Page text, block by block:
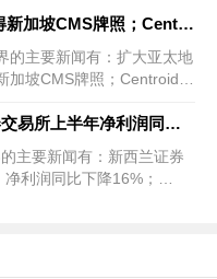
今日要闻：MonFX获得新加坡CMS牌照；Centroid Solutions携手Atlas Bank为客户提供一级银行流动性；FXTRADING.com与Arbidyne Capital Pty L
的主要新闻有：扩大亚太地
加坡CMS牌照；Centroid
Capital Pty
今日要闻：新西兰证券交易所上半年净利润同比下降16%；eToro与英国阿斯顿维拉足球俱乐部签署赞助协议；FCA对ICM Capetal、www.longleafmanagement.co.uk和Int
主要新闻有：新西兰证券
利润同比下降16%；